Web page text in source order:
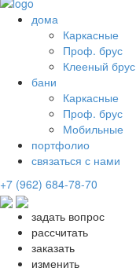
дома
Каркасные
Проф. брус
Клееный брус
бани
Каркасные
Проф. брус
Мобильные
портфолио
связаться с нами
+7 (962) 684-78-70
задать вопрос
рассчитать
заказать
изменить